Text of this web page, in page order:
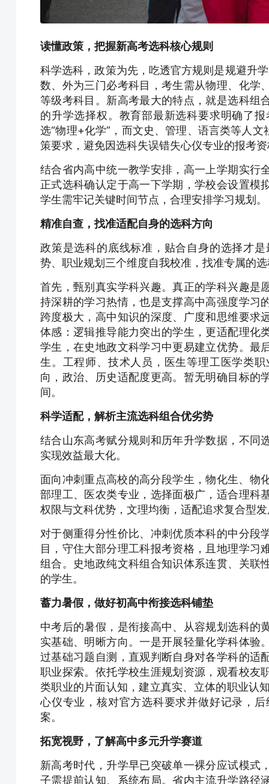
读懂政策，把握新高考选科核心规则
科学选科，政策为先，吃透官方规则是规避升
数、外为三门必考科目，考生需从物理、化学
等级考科目。新高考最大的特点，就是选科组
的升学选择权。教育部最新选科要求明确了
选“物理+化学”，而文史、管理、语言类等人
策要求，避免因选科失误错失心仪专业的报考
结合省内高中统一教学安排，高一上学期实行
正式选科确认定于高一下学期，学校会设置模
学生需牢记关键时间节点，合理安排学习规划。
精准自查，找准适配自身的选科方向
政策是选科的底线标准，贴合自身的选择才
势、职业规划三个维度自我校准，找准专属的
首先，甄别真实学科兴趣。真正的学科兴趣是
持深耕的学习热情，也是支撑高中高强度学习
跨度极大，高中知识的深度、广度和思维要求
体感：逻辑推导能力突出的学生，更适配理化
学生，在史地政文科学习中更易建立优势。最
生。工程师、技术人员，医生等理工医学类
向，政治、历史适配度更高。暂无明确目标的
间。
科学适配，解析主流选科组合优劣势
结合山东高考赋分规则和历年升学数据，不同
实现效益最大化。
面向冲刺重点高校的高分段学生，物化生、物
部理工、医农类专业，选择面极广，适合理科
权限与文科优势，文理均衡，适配追求复合型
对于侧重得分性价比、冲刺优质本科的中分段
目，守住大部分理工科报考资格，且地理学习
组合。史地政纯文科组合知识体系连贯、关联
的学生。
蓄力暑假，做好初高中衔接选科铺垫
中考后的暑假，是衔接高中、从容规划选科的
实基础、明晰方向。一是开展轻量化学科体验
过基础习题自测，直观判断自身对各学科的适
职业探索。依托学校生涯规划资源，观看校友
类职业的片面认知，建立真实、立体的职业认
心仪专业，核对官方选科要求并做好记录，
案。
拓宽视野，了解高中多元升学赛道
新高考时代，升学早已突破单一裸分应试模式
子需提前认知、系统布局。省内主流升学路径